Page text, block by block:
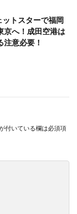
ットスターで福岡
京へ！成田空港は
注意必要！
付いている欄は必須項